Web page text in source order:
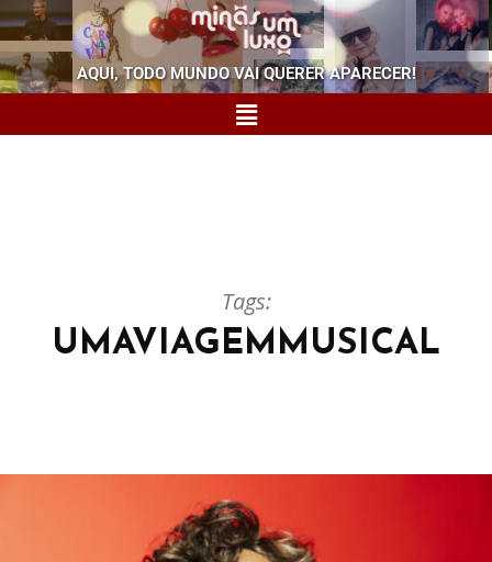
AQUI, TODO MUNDO VAI QUERER APARECER!
Tags:
UMAVIAGEMMUSICAL